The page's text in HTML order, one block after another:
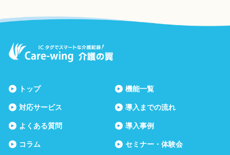
トップ 機能一覧
対応サービス 導入までの流れ
よくある質問 導入事例
コラム セミナー・体験会